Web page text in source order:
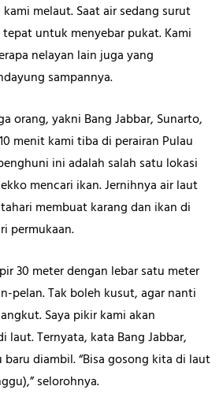
melaut. Saat air sedang surut
untuk menyebar pukat. Kami
nelayan lain juga yang
sampannya.
orang, yakni Bang Jabbar, Sunarto,
menit kami tiba di perairan Pulau
ini adalah salah satu lokasi
mencari ikan. Jernihnya air laut
membuat karang dan ikan di
permukaan.
30 meter dengan lebar satu meter
pelan. Tak boleh kusut, agar nanti
Saya pikir kami akan
Ternyata, kata Bang Jabbar,
diambil. “Bisa gosong kita di laut
selorohnya.